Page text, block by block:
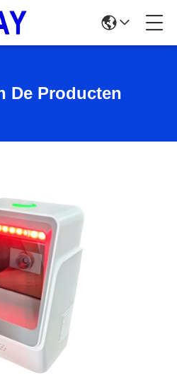
De Producten